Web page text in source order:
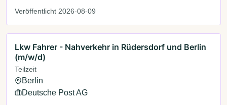
Veröffentlicht 2026-08-09
Lkw Fahrer - Nahverkehr in Rüdersdorf und Berlin
(m/w/d)
Teilzeit
Berlin
Deutsche Post AG